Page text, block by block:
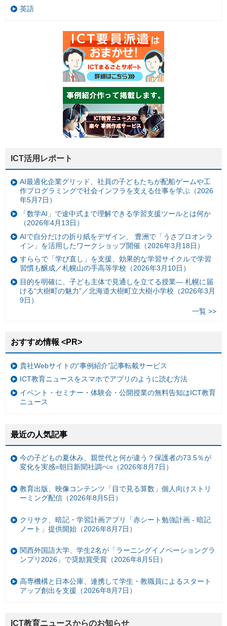
英語
ICT活用レポート
AI最適化企業グリッド、社員の子どもたちが配船ゲームや工
作プログラミングで社会インフラを支える仕事を学ぶ（2026
年5月7日）
「数学AI」で途中式まで理解できる学習支援ツールとは何か
（2026年4月13日）
AIで自分だけの折り紙をデザイン、 豊洲で「うさプロオンラ
イン」を活用したワークショップ開催（2026年3月18日）
すららで「学び直し」を支援、効果的な学習サイクルで学習
習慣も醸成／札幌山の手高等学校（2026年3月10日）
目的を明確に、子ども主体で見通しを立てる授業— 札幌に届
ける“大樹町の魅力”／北海道大樹町立大樹小学校（2026年3月
9日）
一覧 >>
おすすめ情報 <PR>
貴社Webサイトの“事例紹介”記事転載サービス
ICT教育ニュースをスマホでアプリのように読む方法
イベント・セミナー・体験会・公開授業の無料告知はICT教育
ニュース
最近の人気記事
今の子どもの夏休み、親世代と何が違う？保護者の73.5％が
変化を実感=朝日新聞社調べ=（2026年8月7日）
教育出版、映像コンテンツ「目で見る算数」個人向けストリ
ーミング配信（2026年8月5日）
クリサク、暗記・学習計画アプリ「赤シート勉強計画 - 暗記
ノート」提供開始（2026年8月7日）
関西外国語大学、学生2名が「ラーニングイノベーショングラ
ンプリ2026」で奨励賞受賞（2026年8月5日）
高専機構と日本公庫、連携して学生・教職員によるスタート
アップ創出を支援（2026年8月7日）
ICT教育ニュースからのお知らせ